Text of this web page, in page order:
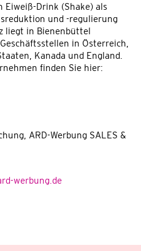
Eiweiß-Drink (Shake) als
und -regulierung
liegt in Bienenbüttel
in Österreich,
Kanada und England.
finden Sie hier:
ARD-Werbung SALES &
werbung.de